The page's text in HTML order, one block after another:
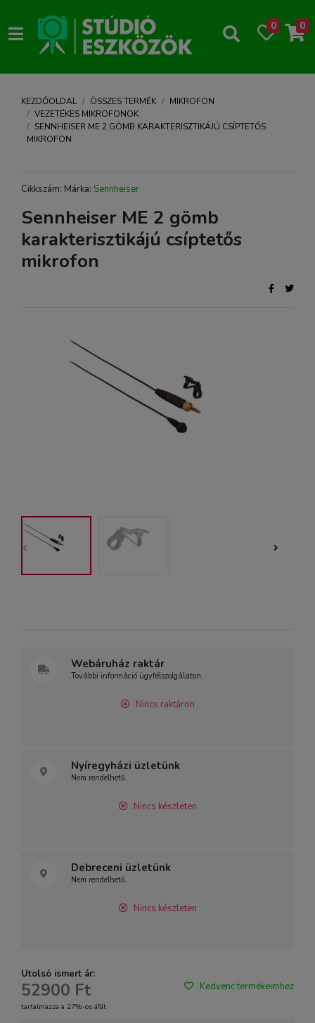
0 0
KEZDŐOLDAL ÖSSZES TERMÉK
MIKROFON
VEZETÉKES MIKROFONOK
SENNHEISER ME 2 GÖMB KARAKTERISZTIKÁJÚ CSÍPTETŐS
MIKROFON
Cikkszám: Márka: Sennheiser
Sennheiser ME 2 gömb
karakterisztikájú csíptetős
mikrofon
Webáruház raktár
További információ ügyfélszolgálaton.
Nincs raktáron
Nyíregyházi üzletünk
Nem rendelhető.
Nincs készleten
Debreceni üzletünk
Nem rendelhető.
Nincs készleten
Utolsó ismert ár:
52900 Ft
tartalmazza a 27%-os áfát
Kedvenc termékeimhez